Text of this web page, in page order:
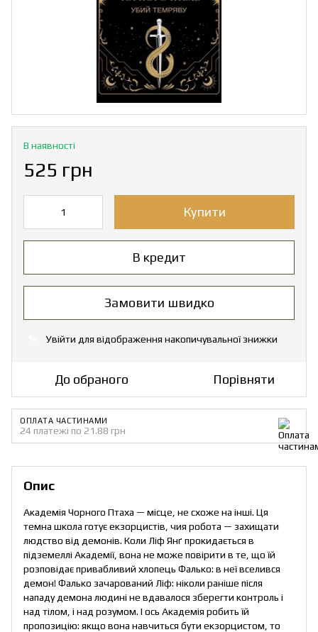
В наявності
525 грн
Купити
В кредит
Замовити швидко
Увійти для відображення накопичувальної знижки
До обраного Порівняти
ОПЛАТА ЧАСТИНАМИ
24 платежі по 21.88 грн
Опис
Академія Чорного Птаха — місце, не схоже на інші. Ця
темна школа готує екзорцистів, чия робота — захищати
людство від демонів. Коли Ліф Янґ прокидається в
підземеллі Академії, вона не може повірити в те, що їй
розповідає привабливий хлопець Фалько: в неї вселився
демон! Фалько зачарований Ліф: ніколи раніше після
нападу демона людині не вдавалося зберегти контроль і
над тілом, і над розумом. І ось Академія робить їй
пропозицію: якщо вона навчиться бути екзорцистом, то